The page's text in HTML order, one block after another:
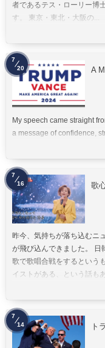
者であるテス・ローリー博
す。 東京・東北・大阪の...
A
My speech came straight
a message of confidence,
7
20
歌
昨今、気持ちが落ち込むニ
が飛び込んできました。 日
歌で歌唱合戦をするという
イストがある、という話も
7
16
ト
7
14